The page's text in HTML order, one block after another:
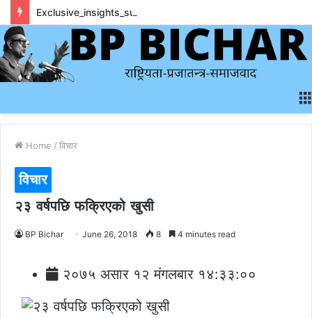
Home / विचार
विचार
२३ वर्षपछि फक्रिएको खुसी
BP Bichar June 26, 2018 8 4 minutes read
२०७५ असार १२ मंगलबार १४:३३:००